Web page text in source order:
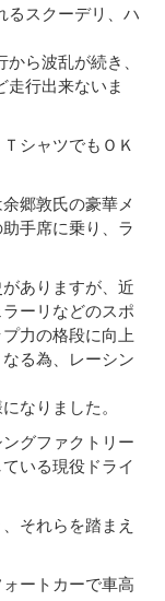
るスクーデリ、ハ
ら波乱が続き、
走行出来ないま
シャツでもＯＫ
郷敦氏の豪華メ
手席に乗り、ラ
ありますが、近
ーリなどのスポ
力の格段に向上
る為、レーシン
なりました。
グファクトリー
いる現役ドライ
それらを踏まえ
ートカーで車高